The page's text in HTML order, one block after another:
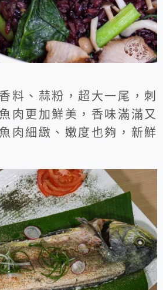
料、蒜粉，超大一尾，刺
肉更加鮮美，香味滿滿又
肉細緻、嫩度也夠，新鮮